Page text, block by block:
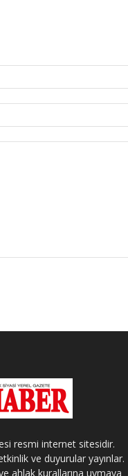
resmi internet sitesidir.
ve duyurular yayınlar.
ahlak kurallarına uymaya